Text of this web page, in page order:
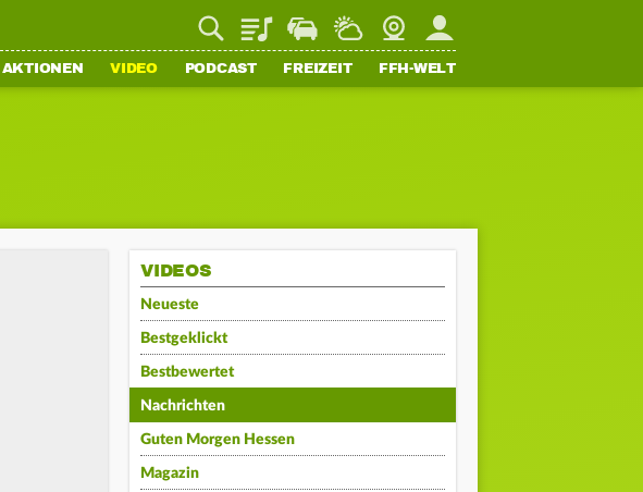
PlaylistStaupilotWetterWebcamMein FFH
AKTIONEN VIDEO PODCAST FREIZEIT FFH-WELT
VIDEOS
Neueste
Bestgeklickt
Bestbewertet
Nachrichten
Guten Morgen Hessen
Magazin